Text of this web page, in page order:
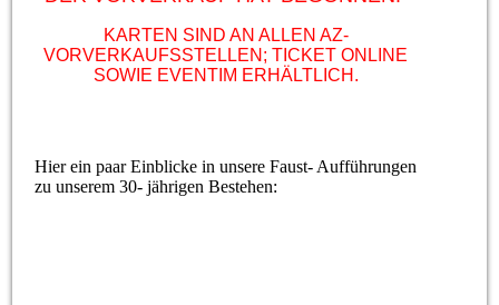
KARTEN SIND AN ALLEN AZ-
VORVERKAUFSSTELLEN; TICKET ONLINE
SOWIE EVENTIM ERHÄLTLICH.
Hier ein paar Einblicke in unsere Faust- Aufführungen
zu unserem 30- jährigen Bestehen: